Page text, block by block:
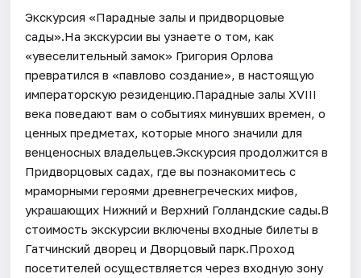
Экскурсия «Парадные залы и придворцовые
сады».На экскурсии вы узнаете о том, как
«увеселительный замок» Григория Орлова
превратился в «павлово создание», в настоящую
императорскую резиденцию.Парадные залы XVIII
века поведают вам о событиях минувших времен, о
ценных предметах, которые много значили для
венценосных владельцев.Экскурсия продолжится в
Придворцовых садах, где вы познакомитесь с
мраморными героями древнегреческих мифов,
украшающих Нижний и Верхний Голландские сады.В
стоимость экскурсии включены входные билеты в
Гатчинский дворец и Дворцовый парк.Проход
посетителей осуществляется через входную зону